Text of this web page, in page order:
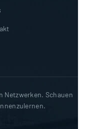
Netzwerken. Schauen